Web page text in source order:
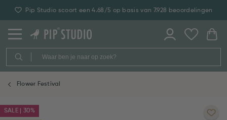
Pip Studio scoort een 4.68/5 op basis van 7.928 beoordelingen
Flower Festival
SALE | 30%